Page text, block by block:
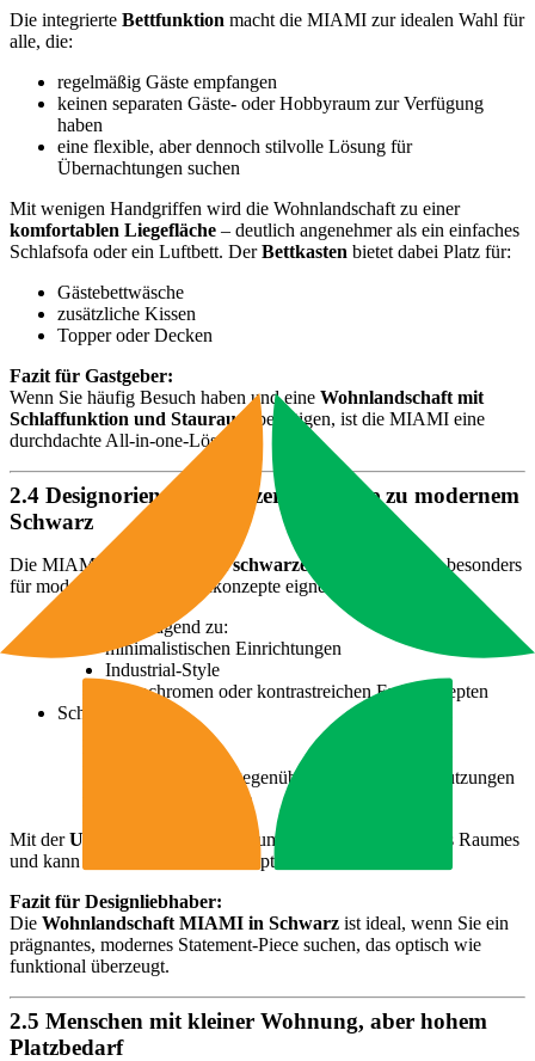
Die integrierte Bettfunktion macht die MIAMI zur idealen Wahl für
alle, die:
regelmäßig Gäste empfangen
keinen separaten Gäste- oder Hobbyraum zur Verfügung
haben
eine flexible, aber dennoch stilvolle Lösung für
Übernachtungen suchen
Mit wenigen Handgriffen wird die Wohnlandschaft zu einer
komfortablen Liegefläche – deutlich angenehmer als ein einfaches
Schlafsofa oder ein Luftbett. DerBettkasten bietet dabei Platz für:
Gästebettwäsche
zusätzliche Kissen
Topper oder Decken
Fazit für Gastgeber:
Wenn Sie häufig Besuch haben und eine Wohnlandschaft mit
Schlaffunktion und Stauraum
benötigen, ist die MIAMI eine
durchdachte All-in-one-Lösung.
2.4 Designorientierte Nutzer mit Liebe zu modernem
Schwarz
Die MIAMI kommt in einemschwarzen Bezug
, der sich besonders
für moderne, urbane Wohnkonzepte eignet:
Passt hervorragend zu:
minimalistischen Einrichtungen
Industrial-Style
monochromen oder kontrastreichen Farbkonzepten
Schwarz wirkt:
unempfindlicher gegenüber leichten Verschmutzungen
als sehr helle Stoffe
Mit derU-Form
wird das Sofa zum klaren Mittelpunkt des Raumes
und kann offene Wohnbereiche optisch strukturieren.
Fazit für Designliebhaber:
Die Wohnlandschaft MIAMI in Schwarz ist ideal, wenn Sie ein
prägnantes, modernes Statement-Piece suchen, das optisch wie
funktional überzeugt.
2.5 Menschen mit kleiner Wohnung, aber hohem
Platzbedarf